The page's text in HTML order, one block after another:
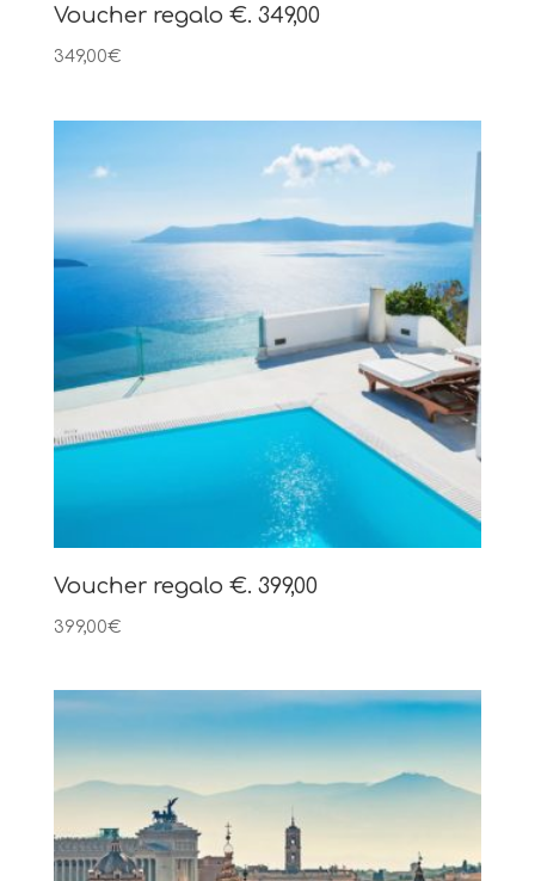
Voucher regalo €. 349,00
349,00€
Voucher regalo €. 399,00
399,00€